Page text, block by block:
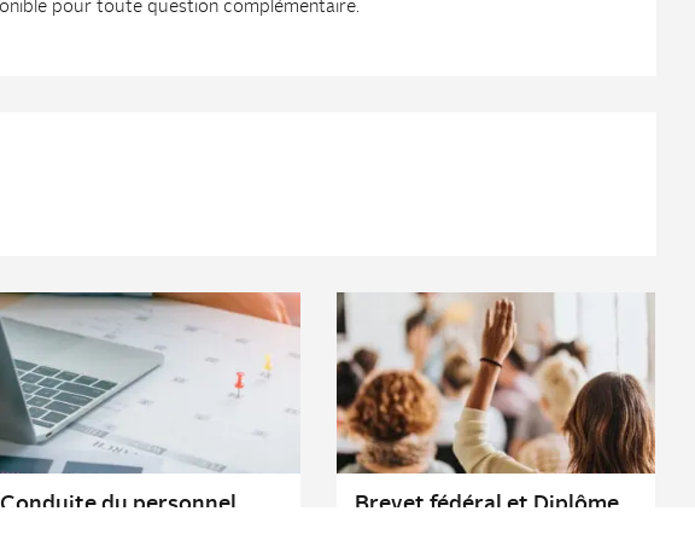
pour toute question complémentaire.
Conduite du personnel,
Brevet fédéral et Diplôme